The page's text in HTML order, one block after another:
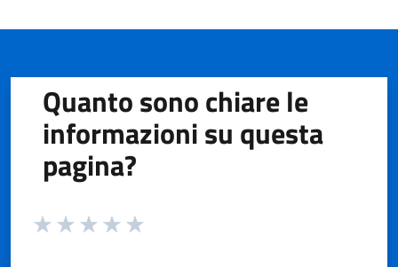
Quanto sono chiare le
informazioni su questa
pagina?
Valuta da 1 a 5 stelle la pagina